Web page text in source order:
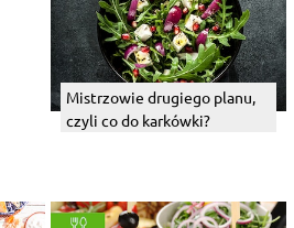
Mistrzowie drugiego planu,
czyli co do karkówki?